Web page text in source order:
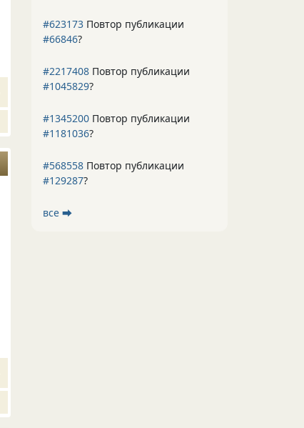
#623173 Повтор публикации
#66846?
#2217408 Повтор публикации
#1045829?
#1345200 Повтор публикации
#1181036?
#568558 Повтор публикации
#129287?
все ⮕